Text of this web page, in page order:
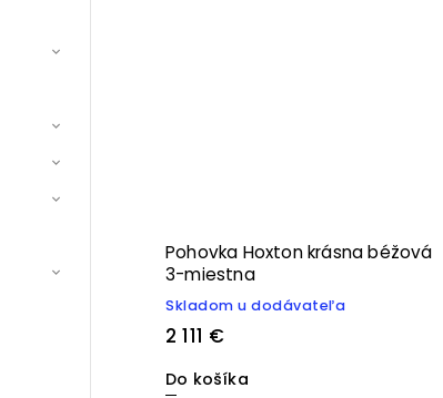
Pohovka Hoxton krásna béžová
3-miestna
Skladom u dodávateľa
2 111 €
Do košíka